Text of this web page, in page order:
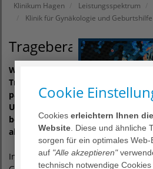
Klinikum Hagen Leistungsspektrum
Klinik für Gynäkologie und Geburtshilfe
Trageberatung
Welche
Trageweise
passt zu uns?
Und wie
benutze ich
alles richtig?
In diesem
Cookie
Cookieserleichtern Ihnen
Website . Diese und ähnliche
sorgen für ein optimales Web-
auf "Alle akzeptieren"
technisch notwendige